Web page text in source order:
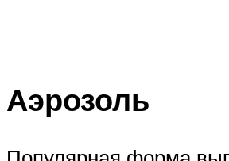
Аэрозоль